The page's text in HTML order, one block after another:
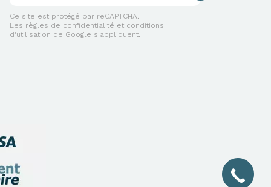
Ce site est protégé par reCAPTCHA.
Les règles de confidentialité et conditions
d'utilisation de Google s'appliquent.